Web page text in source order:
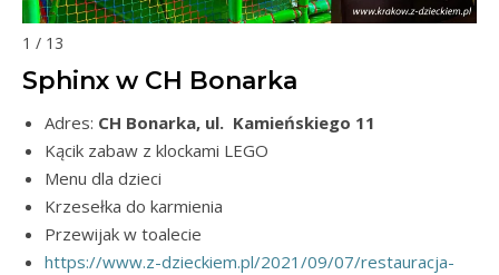
1 / 13
Sphinx w CH Bonarka
Adres: CH Bonarka, ul. Kamieńskiego 11
Kącik zabaw z klockami LEGO
Menu dla dzieci
Krzesełka do karmienia
Przewijak w toalecie
https://www.z-dzieckiem.pl/2021/09/07/restauracja-